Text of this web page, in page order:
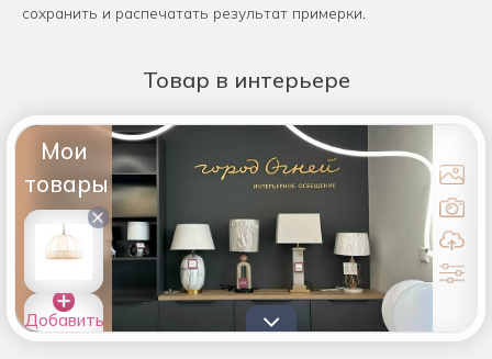
сохранить и распечатать результат примерки.
Товар в интерьере
Мои
товары
×
Добавить
товары в